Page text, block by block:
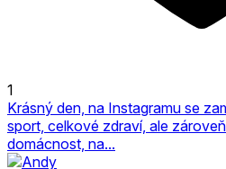
1
Krásný den, na Instagramu se
sport, celkové zdraví, ale
domácnost, na...